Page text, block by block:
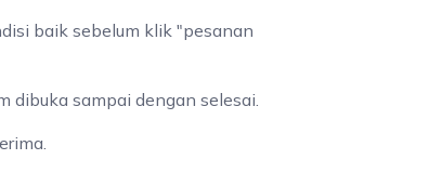
baik sebelum klik "pesanan
dibuka sampai dengan selesai.